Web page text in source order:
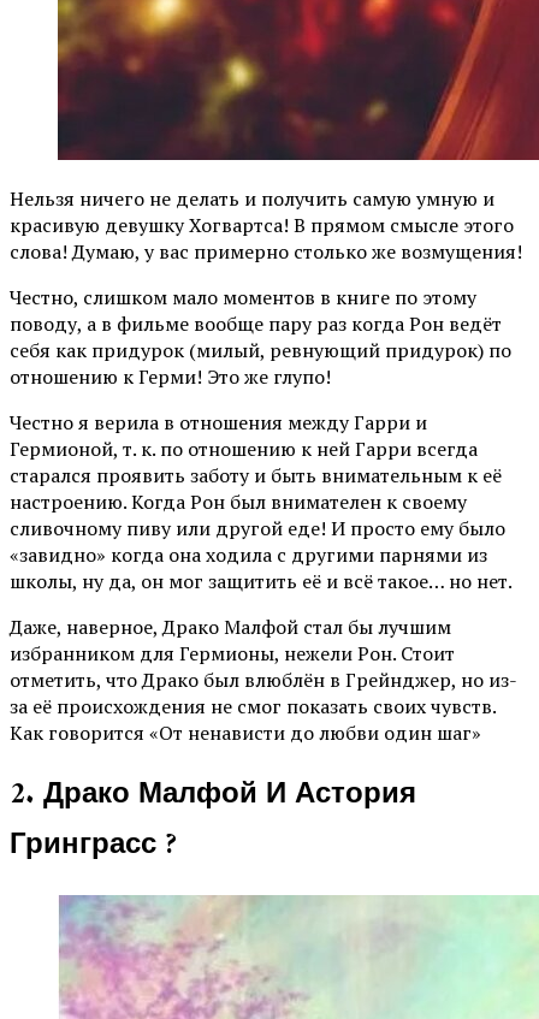
Нельзя ничего не делать и получить самую умную и
красивую девушку Хогвартса! В прямом смысле этого
слова! Думаю, у вас примерно столько же возмущения!
Честно, слишком мало моментов в книге по этому
поводу, а в фильме вообще пару раз когда Рон ведёт
себя как придурок (милый, ревнующий придурок) по
отношению к Герми! Это же глупо!
Честно я верила в отношения между Гарри и
Гермионой, т. к. по отношению к ней Гарри всегда
старался проявить заботу и быть внимательным к её
настроению. Когда Рон был внимателен к своему
сливочному пиву или другой еде! И просто ему было
«завидно» когда она ходила с другими парнями из
школы, ну да, он мог защитить её и всё такое… но нет.
Даже, наверное, Драко Малфой стал бы лучшим
избранником для Гермионы, нежели Рон. Стоит
отметить, что Драко был влюблён в Грейнджер, но из-
за её происхождения не смог показать своих чувств.
Как говорится «От ненависти до любви один шаг»
2. Драко Малфой И Астория
Гринграсс ?